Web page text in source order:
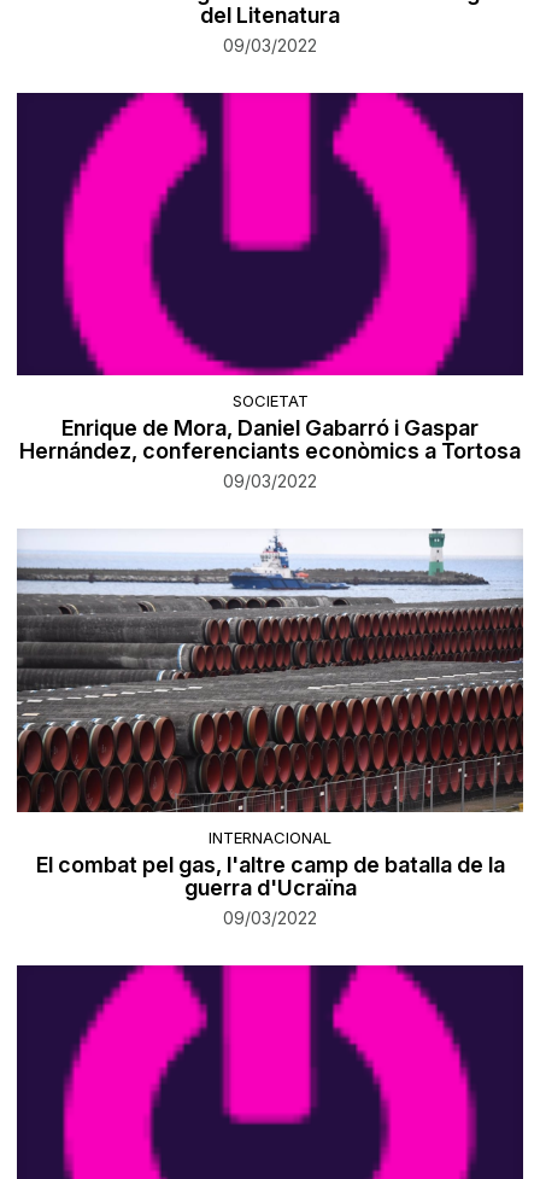
del Litenatura
09/03/2022
SOCIETAT
Enrique de Mora, Daniel Gabarró i Gaspar
Hernández, conferenciants econòmics a Tortosa
09/03/2022
INTERNACIONAL
El combat pel gas, l'altre camp de batalla de la
guerra d'Ucraïna
09/03/2022